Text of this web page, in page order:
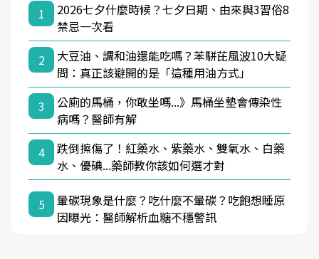
1
2026七夕什麼時候？七夕日期、由來與3習俗8
禁忌一次看
2
大豆油、調和油還能吃嗎？苯駢芘風波10大疑
問：真正該避開的是「這種用油方式」
3
公廁的馬桶，你敢坐嗎...》馬桶坐墊會傳染性
病嗎？醫師有解
4
跌倒擦傷了！紅藥水、紫藥水、雙氧水、白藥
水、優碘...藥師教你該如何選才對
5
暈碳現象是什麼？吃什麼不暈碳？吃飽想睡原
因曝光：醫師解析血糖不穩警訊